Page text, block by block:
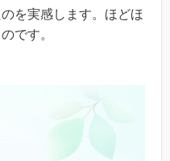
を実感します。ほどほ
です。